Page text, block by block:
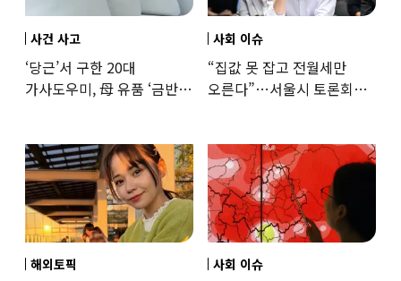
사건 사고
‘당근’서 구한 20대
가사도우미, 母 유품 ‘금반지
사회 이슈
“집값 못 잡고 전월세만
오른다”…서울시 토론회서
해외토픽 사회 이슈